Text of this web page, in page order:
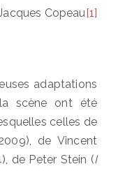
Copeau[1]
adaptations
scène ont été
celles de
de Vincent
de Peter Stein (I